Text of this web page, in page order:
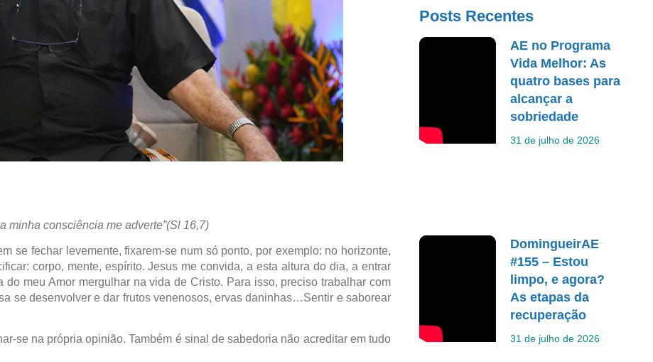
minha consciência me adverte”(Sl 16,7)
se fechar levemente, fixarem-se num só ponto, por exemplo: no horizonte,
corpo, mente, espírito. Jesus me convida, a esta altura do dia, a entrar
meu Amor mergulhar na vida de Cristo. Para isso, preciso trabalhar com
se desenvolver e dar frutos venenosos, ervas daninhas…Sentir e saborear
se na própria opinião. Também é sinal de sabedoria não acreditar em tudo
Posts Recentes
AE no Programa
Vida Melhor: As
quatro bases para
alcançar a
sobriedade
31 de julho de 2026
DomingueirAE
#155 – Estou
limpo, e agora?
As etapas da
recuperação
31 de julho de 2026